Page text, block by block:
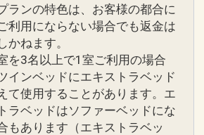
ランの特色は、お客様の都合に
利用にならない場合でも返金は
かねます。
を3名以上で1室ご利用の場合
インベッドにエキストラベッド
て使用することがあります。エ
ラベッドはソファーベッドにな
もあります（エキストラベッ